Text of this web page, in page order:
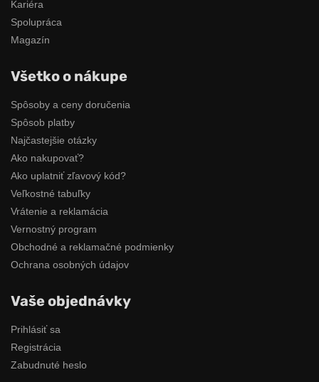
Kariéra
Spolupráca
Magazín
Všetko o nákupe
Spôsoby a ceny doručenia
Spôsob platby
Najčastejšie otázky
Ako nakupovať?
Ako uplatniť zľavový kód?
Veľkostné tabuľky
Vrátenie a reklamácia
Vernostný program
Obchodné a reklamačné podmienky
Ochrana osobných údajov
Vaše objednávky
Prihlásiť sa
Registrácia
Zabudnuté heslo